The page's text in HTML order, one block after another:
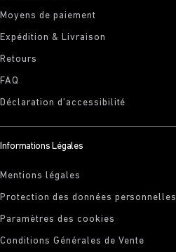
Moyens de paiement
Expédition & Livraison
Retours
FAQ
Déclaration d’accessibilité
Informations Légales
Mentions légales
Protection des données personnelles
Paramètres des cookies
Conditions Générales de Vente